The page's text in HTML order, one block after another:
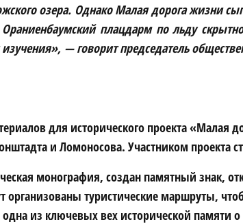
озера. Однако Малая дорога жизни
плацдарм по льду
— говорит председатель
для исторического проекта «Малая
и Ломоносова. Участником проекта
монография, создан памятный знак,
туристические маршруты,
из ключевых вех исторической памяти